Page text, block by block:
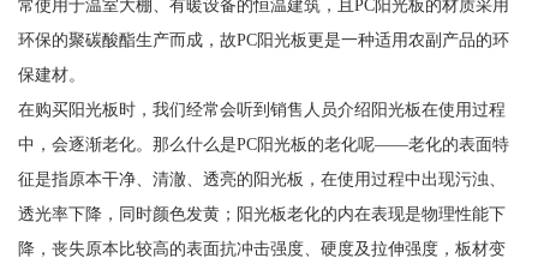
常使用于温室大棚、有暖设备的恒温建筑，且PC阳光板的材质采用
环保的聚碳酸酯生产而成，故PC阳光板更是一种适用农副产品的环
保建材。
在购买阳光板时，我们经常会听到销售人员介绍阳光板在使用过程
中，会逐渐老化。那么什么是PC阳光板的老化呢——老化的表面特
征是指原本干净、清澈、透亮的阳光板，在使用过程中出现污浊、
透光率下降，同时颜色发黄；阳光板老化的内在表现是物理性能下
降，丧失原本比较高的表面抗冲击强度、硬度及拉伸强度，板材变